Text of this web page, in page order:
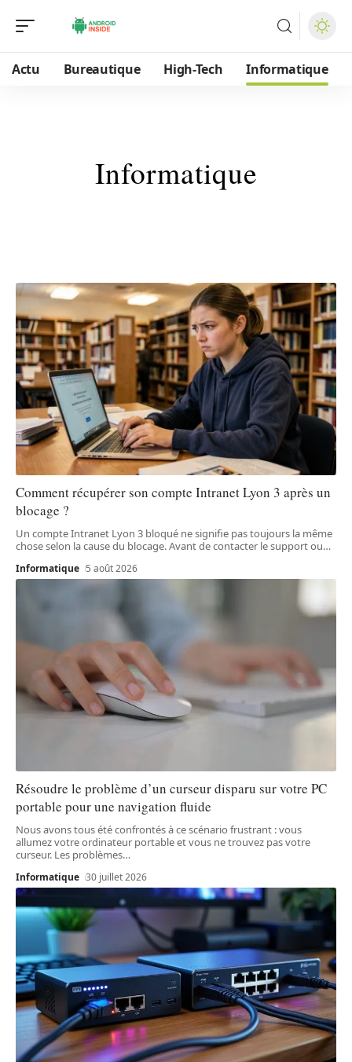
Actu Bureautique High-Tech Informatique
Informatique
Comment récupérer son compte Intranet Lyon 3 après un
blocage ?
Un compte Intranet Lyon 3 bloqué ne signifie pas toujours la même
chose selon la cause du blocage. Avant de contacter le support ou…
Informatique 5 août 2026
Résoudre le problème d’un curseur disparu sur votre PC
portable pour une navigation fluide
Nous avons tous été confrontés à ce scénario frustrant : vous
allumez votre ordinateur portable et vous ne trouvez pas votre
curseur. Les problèmes…
Informatique 30 juillet 2026